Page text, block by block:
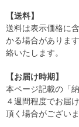
【送料】
送料は表示価格に
かる場合がありま
絡いたします。
【お届け時期】
本ページ記載の「
４週間程度でお届
頂く場合がございま